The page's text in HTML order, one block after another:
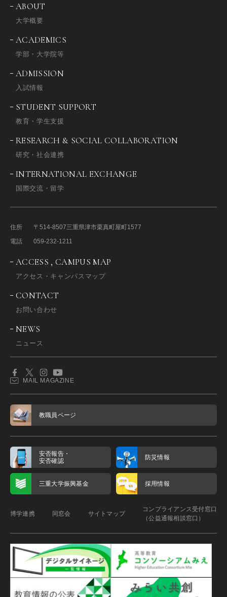
ABOUT
大学概要
ACADEMICS
学部・大学院等
ADMISSION
入試情報
STUDENT SUPPORT
教育・学生支援
RESEARCH & SOCIAL COLLABORATION
研究・社会連携
INTERNATIONAL EXCHANGE
国際交流・留学
住所 〒514-8507三重県津市栗真町屋町1577
電話
059-232-1211
ACCESS , CAMPUS MAP
アクセス・キャンパスマップ
CONTACT
お問い合わせ
NEWS
ニュース
MAIL MAGAZINE
教職員ページ
安否報告・
安否確認
防災情報
三重大学振興基金 採用情報
博学連携 同窓会 サイトマップ
コンプライアンス受付窓口
（公益通報相談窓口）